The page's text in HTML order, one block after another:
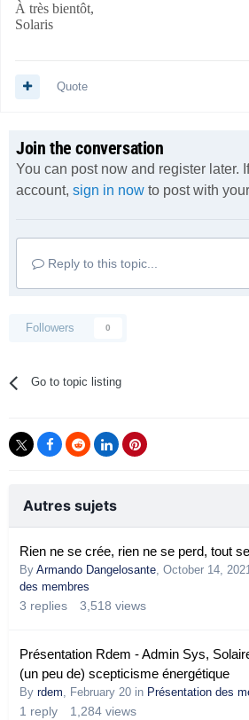
À très bientôt,
Solaris
Quote
Join the conversation
You can post now and register later.
account, sign in now to post with
Reply to this topic...
Followers 0
Go to topic listing
Autres sujets
Rien ne se crée, rien ne se perd, tout
By Armando Dangelosante, October 14,
des membres
3 replies 3,518 views
Présentation Rdem - Admin Sys,
(un peu de) scepticisme énergétique
By rdem, February 20 in Présentation des
1 reply 1,284 views